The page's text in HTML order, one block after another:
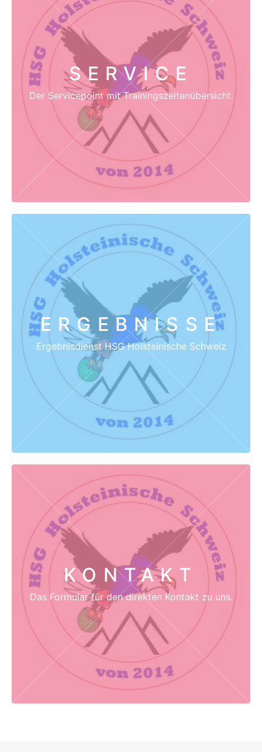
SERVICE
Der Servicepoint mit Trainingszeitenübersicht.
ERGEBNISSE
Ergebnisdienst HSG Holsteinische Schweiz
KONTAKT
Das Formular für den direkten Kontakt zu uns.